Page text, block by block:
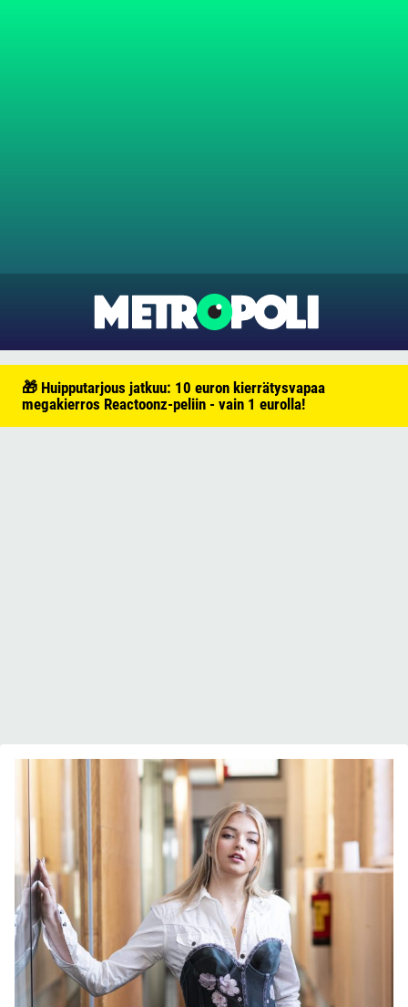
🎁 Huipputarjous jatkuu: 10 euron kierrätysvapaa
megakierros Reactoonz-peliin - vain 1 eurolla!